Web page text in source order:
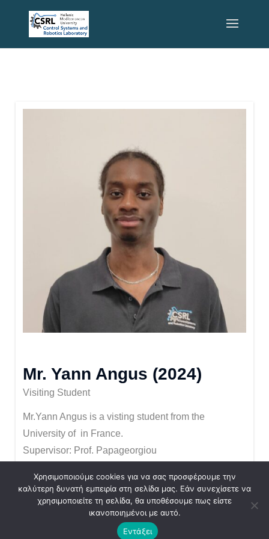
Mr. Yann Angus (2024)
Visiting Student
Mr.Yann Angus is a visting student from the
University of in France.
Supervisor: Prof. Papageorgiou
email: yann.angus[at]etudiant.univ-rennes.fr
Χρησιμοποιούμε cookies για να σας προσφέρουμε την
καλύτερη δυνατή εμπειρία στη σελίδα μας. Εάν συνεχίσετε να
χρησιμοποιείτε τη σελίδα, θα υποθέσουμε πως είστε
ικανοποιημένοι με αυτό.
Εντάξει